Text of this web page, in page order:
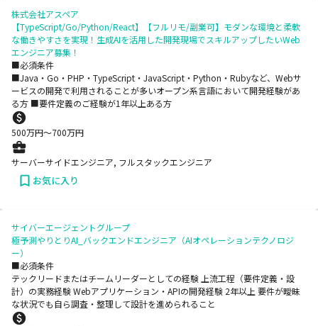
株式会社アスペア
【TypeScript/Go/Python/React】【フルリモ/副業可】モダンな環境と柔軟
な働きやすさを実現！生成AIを活用した開発現場でスキルアップしたいWeb
エンジニア募集！
■必須条件
■Java・Go・PHP・TypeScript・JavaScript・Python・Rubyなど、Webサ
ービスの開発で利用されることが多いオープン系言語において開発経験があ
る方 ■要件定義のご経験が1年以上ある方
500万円〜700万円
サーバーサイドエンジニア, フルスタックエンジニア
お気に入り
サイバーエージェントグループ
極予測やりとりAI_バックエンドエンジニア（AIオペレーションテクノロジ
ー）
■必須条件
テックリードまたはチームリーダーとしての経験 上流工程（要件定義・設
計）の実務経験 Webアプリケーション・APIの開発経験 2年以上 要件が曖昧
な状況でも自ら調査・整理して設計を進められること